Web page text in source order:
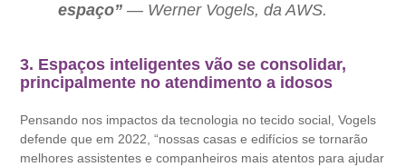
espaço”— Werner Vogels, da AWS.
3. Espaços inteligentes vão se consolidar,
principalmente no atendimento a idosos
Pensando nos impactos da tecnologia no tecido social, Vogels
defende que em 2022, “nossas casas e edifícios se tornarão
melhores assistentes e companheiros mais atentos para ajudar